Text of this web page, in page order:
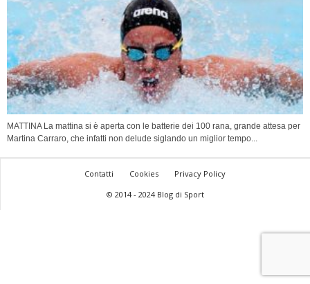
MATTINA La mattina si è aperta con le batterie dei 100 rana, grande attesa per
Martina Carraro, che infatti non delude siglando un miglior tempo...
Contatti Cookies
Privacy Policy
© 2014 - 2024 Blog di Sport